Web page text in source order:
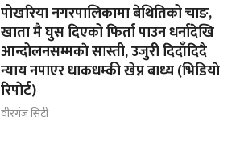
पोखरिया नगरपालिकामा बेथितिको चाङ,
खाता मै घुस दिएको फिर्ता पाउन धर्नादेखि
आन्दोलनसम्मकाे सास्ती, उजुरी दिदाँदिदै
न्याय नपाएर धाकधम्की खेप्न बाध्य (भिडियाे
रिपाेर्ट)
वीरगंज सिटी